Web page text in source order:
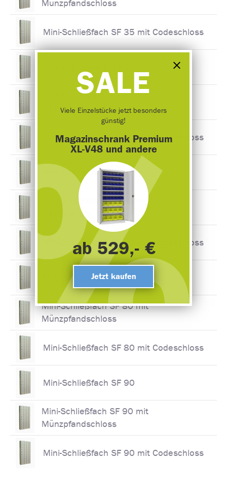
Münzpfandschloss
Mini-Schließfach SF 35 mit Codeschloss
Mini-Schließfach SF 50 mit
Münzpfandschloss
Mini-Schließfach SF 50 mit Codeschloss
Mini-Schließfach SF 60
Mini-Schließfach SF 60 mit
Münzpfandschloss
Mini-Schließfach SF 60 mit Codeschloss
Mini-Schließfach SF 80
Mini-Schließfach SF 80 mit
Münzpfandschloss
Mini-Schließfach SF 80 mit Codeschloss
Mini-Schließfach SF 90
Mini-Schließfach SF 90 mit
Münzpfandschloss
Mini-Schließfach SF 90 mit Codeschloss
SALE
Viele Einzelstücke jetzt besonders
günstig!
Magazinschrank Premium
XL-V48 und andere
ab 529,- €
Jetzt kaufen